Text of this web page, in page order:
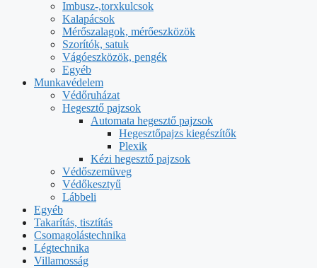
Imbusz-,torxkulcsok
Kalapácsok
Mérőszalagok, mérőeszközök
Szorítók, satuk
Vágóeszközök, pengék
Egyéb
Munkavédelem
Védőruházat
Hegesztő pajzsok
Automata hegesztő pajzsok
Hegesztőpajzs kiegészítők
Plexik
Kézi hegesztő pajzsok
Védőszemüveg
Védőkesztyű
Lábbeli
Egyéb
Takarítás, tisztítás
Csomagolástechnika
Légtechnika
Villamosság